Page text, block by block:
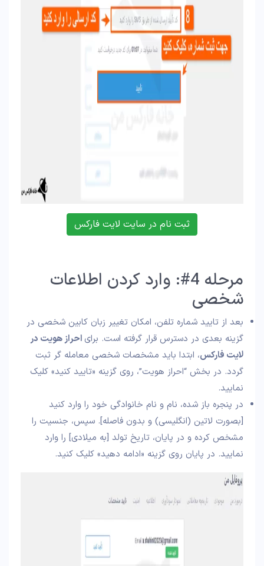
ثبت نام در سایت لایت فارکس
مرحله 4#: وارد کردن اطلاعات
شخصی
بعد از تایید شماره تلفن، امکان تغییر زبان کابین شخصی در
گزینه بعدی در دسترس قرار گرفته است. برای احراز هویت در
لایت فارکس، ابتدا باید مشخصات شخصی معامله گر ثبت
گردد. در بخش “احراز هویت”، روی گزینه «تایید کنید» کلیک
نمایید.
در پنجره باز شده، نام و نام خانوادگی خود را وارد کنید
[بصورت لاتین (انگلیسی) و بدون فاصله]. سپس، جنسیت را
مشخص کرده و در پایان، تاریخ تولد [به میلادی] را وارد
نمایید. در پایان روی گزینه «ادامه دهید» کلیک کنید.